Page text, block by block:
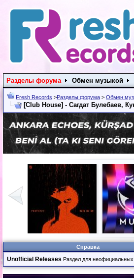
Разделы форума Обмен музыкой
Fresh Records >Разделы форума > Обмен
[Club House] - Сагдат Булебаев,
Справка
Unofficial Releases Раздел для неофициальных